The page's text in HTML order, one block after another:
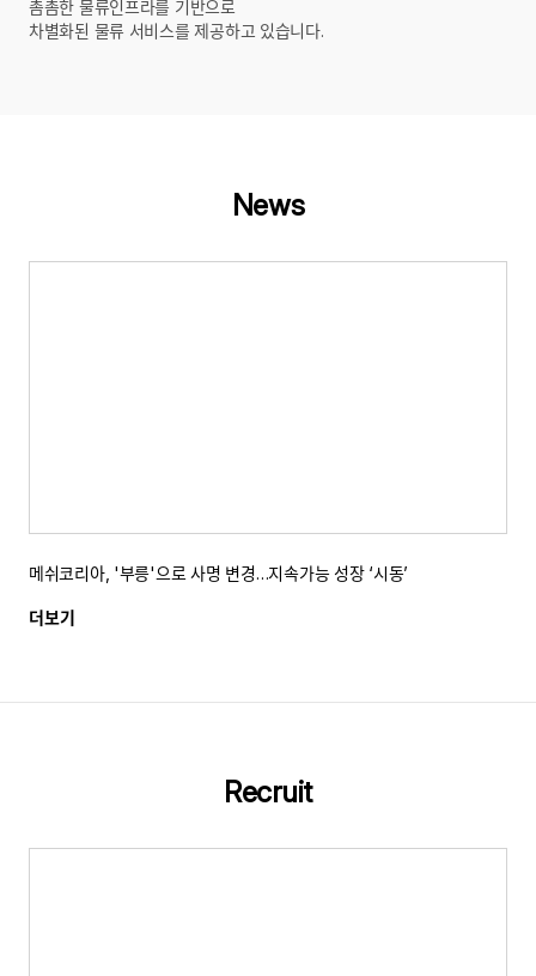
촘촘한 물류인프라를 기반으로
차별화된 물류 서비스를 제공하고 있습니다.
News
더보기
메쉬코리아, '부릉'으로 사명 변경…지속가능 성장 ‘시동’
Recruit